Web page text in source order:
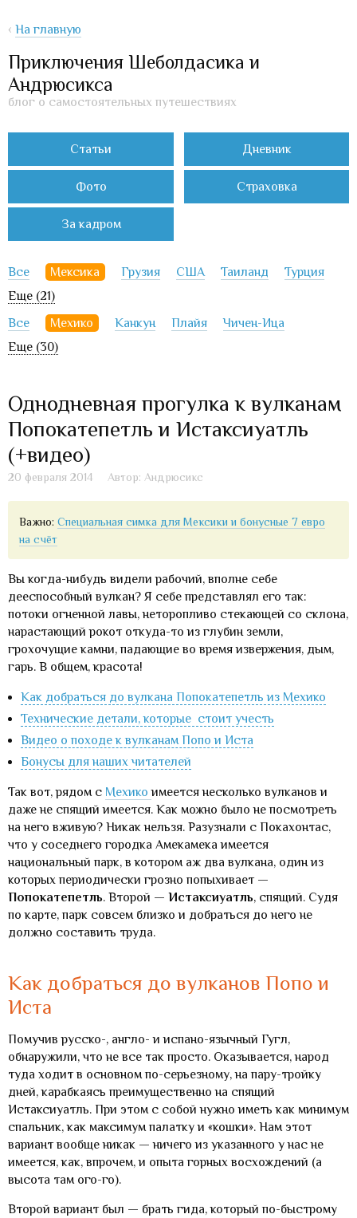
‹ На главную
Приключения Шеболдасика и
Андрюсикса
блог о самостоятельных путешествиях
Статьи Дневник
Фото Страховка
За кадром
Все Мексика Грузия США Таиланд
Турция
Еще (21)
Все
Мехико Канкун Плайя
Чичен-Ица
Еще (30)
Однодневная прогулка к вулканам
Попокатепетль и Истаксиуатль
(+видео)
20 февраля 2014 Автор: Андрюсикс
Важно:Специальная симка для Мексики и бонусные 7 евро
на счёт
Вы когда-нибудь видели рабочий, вполне себе
дееспособный вулкан? Я себе представлял его так:
потоки огненной лавы, неторопливо стекающей со склона,
нарастающий рокот откуда-то из глубин земли,
грохочущие камни, падающие во время извержения, дым,
гарь. В общем, красота!
Как добраться до вулкана Попокатепетль из Мехико
Технические детали, которые стоит учесть
Видео о походе к вулканам Попо и Иста
Бонусы для наших читателей
Так вот, рядом с Мехикоимеется несколько вулканов и
даже не спящий имеется. Как можно было не посмотреть
на него вживую? Никак нельзя. Разузнали с Покахонтас,
что у соседнего городка Амекамека имеется
национальный парк, в котором аж два вулкана, один из
которых периодически грозно попыхивает —
Попокатепетль. Второй — Истаксиуатль, спящий. Судя
по карте, парк совсем близко и добраться до него не
должно составить труда.
Как добраться до вулканов Попо и
Иста
Помучив русско-, англо- и испано-язычный Гугл,
обнаружили, что не все так просто. Оказывается, народ
туда ходит в основном по-серьезному, на пару-тройку
дней, карабкаясь преимущественно на спящий
Истаксиуатль. При этом с собой нужно иметь как минимум
спальник, как максимум палатку и «кошки». Нам этот
вариант вообще никак — ничего из указанного у нас не
имеется, как, впрочем, и опыта горных восхождений (а
высота там ого-го).
Второй вариант был — брать гида, который по-быстрому